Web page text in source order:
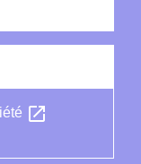
open_in_new